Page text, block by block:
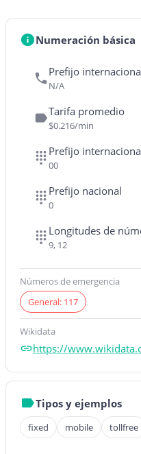
Numeración básica
Prefijo
N/A
Tarifa promedio
$0.216/min
Prefijo
00
Prefijo nacional
0
Longitudes de
9, 12
Números de emergencia
General: 117
Wikidata
https://
Tipos y ejemplos
fixed mobile tollfree